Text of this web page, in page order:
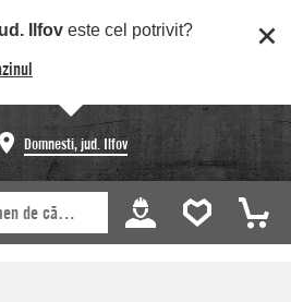
Ilfov este cel potrivit?
Domnesti, jud. Ilfov